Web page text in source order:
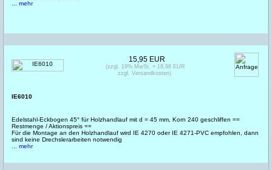
... mehr
IE6010
Edelstahl-Eckbogen 45° für Holzhandlauf mit d = 45 mm, Korn 240 geschliffen ==
Restmenge / Aktionspreis ==
Für die Montage an den Holzhandlauf wird IE 4270 oder IE 4271-PVC empfohlen, dann
sind keine Drechslerarbeiten notwendig
... mehr
15,95 EUR
(zzgl. 19% MwSt. = 18,98 EUR
zzgl. Versandkosten)